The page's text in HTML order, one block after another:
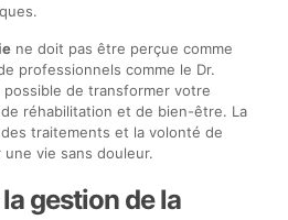
ne doit pas être perçue comme
professionnels comme le Dr.
possible de transformer votre
réhabilitation et de bien-être. La
traitements et la volonté de
vie sans douleur.
gestion de la